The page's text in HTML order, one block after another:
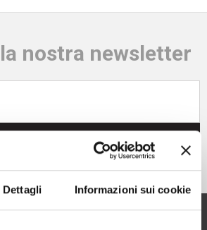
Dettagli Informazioni sui cookie
nostra newsletter